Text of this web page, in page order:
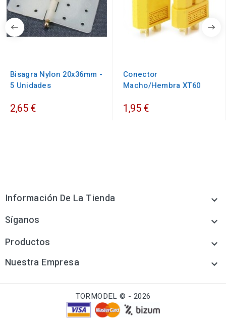
Bisagra Nylon 20x36mm -
5 Unidades
2,65 €
Conector
Macho/Hembra XT60
1,95 €
Información De La Tienda 
Síganos 
Productos 
Nuestra Empresa 
TORMODEL © - 2026